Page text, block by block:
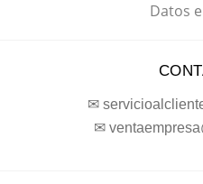
Datos
✉
✉